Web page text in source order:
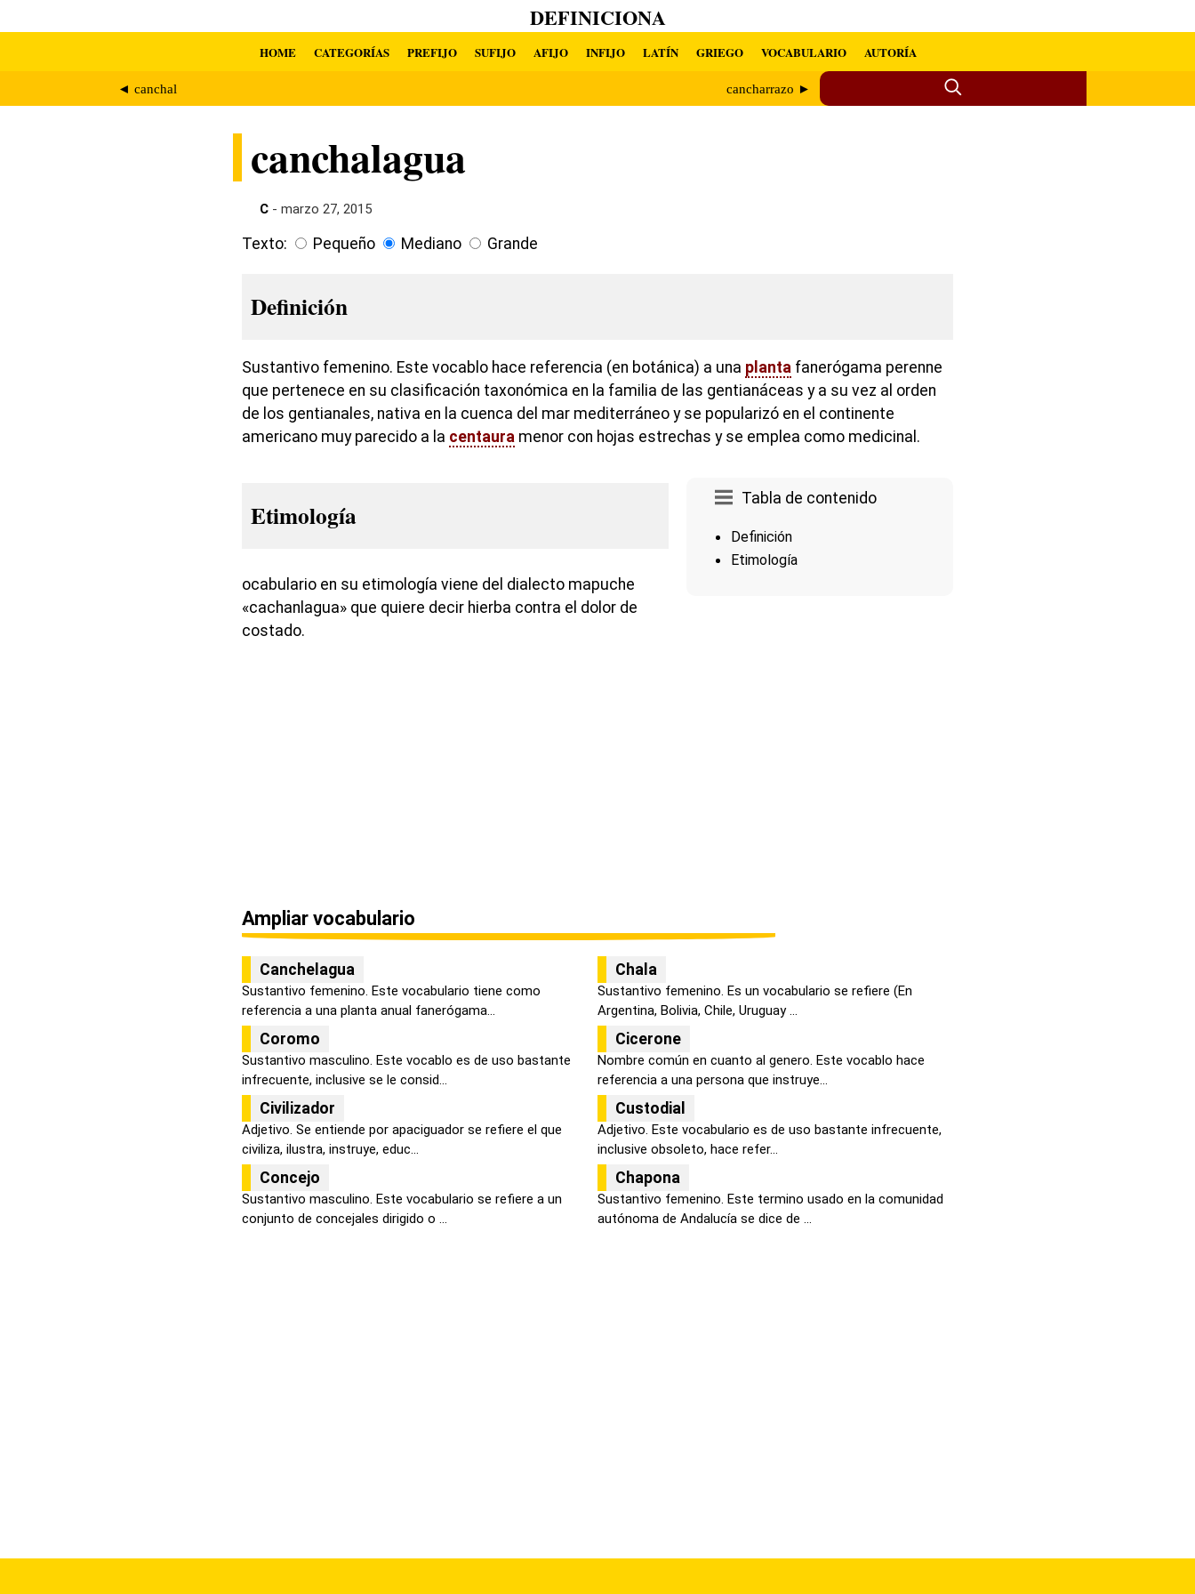
DEFINICIONA
HOME CATEGORÍAS PREFIJO SUFIJO AFIJO INFIJO LATÍN GRIEGO VOCABULARIO AUTORÍA
◄ canchal cancharrazo ►
canchalagua
C - marzo 27, 2015
Texto: Pequeño Mediano Grande
Definición
Sustantivo femenino. Este vocablo hace referencia (en botánica) a una planta fanerógama perenne
que pertenece en su clasificación taxonómica en la familia de las gentianáceas y a su vez al orden
de los gentianales, nativa en la cuenca del mar mediterráneo y se popularizó en el continente
americano muy parecido a la centaura menor con hojas estrechas y se emplea como medicinal.
Tabla de contenido
Definición
Etimología
Etimología
ocabulario en su etimología viene del dialecto mapuche
«cachanlagua» que quiere decir hierba contra el dolor de
costado.
Ampliar vocabulario
Canchelagua
Sustantivo femenino. Este vocabulario tiene como
referencia a una planta anual fanerógama...
Chala
Sustantivo femenino. Es un vocabulario se refiere (En
Argentina, Bolivia, Chile, Uruguay ...
Coromo
Sustantivo masculino. Este vocablo es de uso bastante
infrecuente, inclusive se le consid...
Cicerone
Nombre común en cuanto al genero. Este vocablo hace
referencia a una persona que instruye...
Civilizador
Adjetivo. Se entiende por apaciguador se refiere el que
civiliza, ilustra, instruye, educ...
Custodial
Adjetivo. Este vocabulario es de uso bastante infrecuente,
inclusive obsoleto, hace refer...
Concejo
Sustantivo masculino. Este vocabulario se refiere a un
conjunto de concejales dirigido o ...
Chapona
Sustantivo femenino. Este termino usado en la comunidad
autónoma de Andalucía se dice de ...